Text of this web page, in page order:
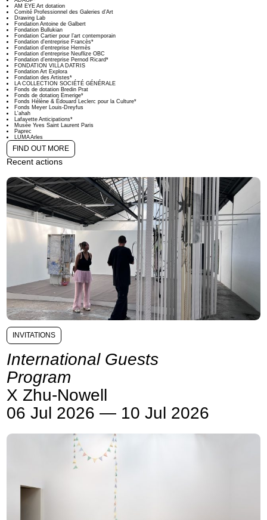
AM EYE Art dotation
Comité Professionnel des Galeries d’Art
Drawing Lab
Fondation Antoine de Galbert
Fondation Bullukian
Fondation Cartier pour l’art contemporain
Fondation d'entreprise Francès*
Fondation d’entreprise Hermès
Fondation d’entreprise Neuflize OBC
Fondation d’entreprise Pernod Ricard*
FONDATION VILLA DATRIS
Fondation Art Explora
Fondation des Artistes*
LA COLLECTION SOCIÉTÉ GÉNÉRALE
Fonds de dotation Bredin Prat
Fonds de dotation Emerige*
Fonds Hélène & Édouard Leclerc pour la Culture*
Fonds Meyer Louis-Dreyfus
L'ahah
Lafayette Anticipations*
Musée Yves Saint Laurent Paris
Paprec
LUMA Arles
FIND OUT MORE
Recent actions
INVITATIONS
International Guests
Program
X Zhu-Nowell
06 Jul 2026 — 10 Jul 2026